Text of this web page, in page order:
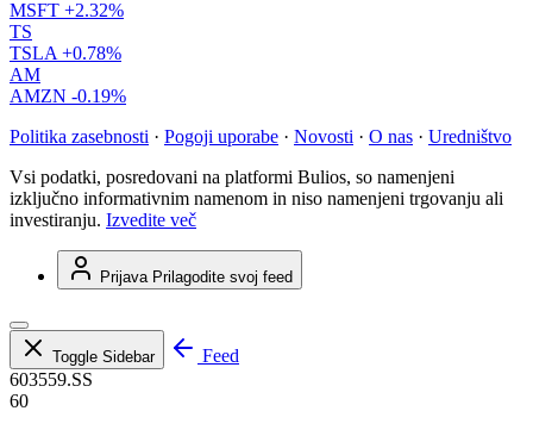
MSFT +2.32%
TS
TSLA +0.78%
AM
AMZN -0.19%
Politika zasebnosti · Pogoji uporabe · Novosti · O nas · Uredništvo
Vsi podatki, posredovani na platformi Bulios, so namenjeni
izključno informativnim namenom in niso namenjeni trgovanju ali
investiranju. Izvedite več
Prijava Prilagodite svoj feed
Toggle Sidebar
Feed
603559.SS
60